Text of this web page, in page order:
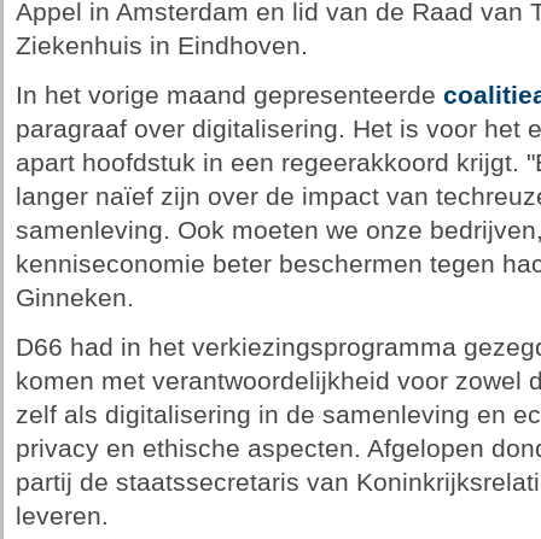
Appel in Amsterdam en lid van de Raad van
Ziekenhuis in Eindhoven.
In het vorige maand gepresenteerde
paragraaf over digitalisering. Het is voor het
apart hoofdstuk in een regeerakkoord krijgt.
langer naïef zijn over de impact van
samenleving. Ook moeten we onze
kenniseconomie beter beschermen tegen
Ginneken.
D66 had in het verkiezingsprogramma
komen met verantwoordelijkheid voor zowel
zelf als digitalisering in de samenleving en
privacy en ethische aspecten. Afgelopen
partij de staatssecretaris van
leveren.